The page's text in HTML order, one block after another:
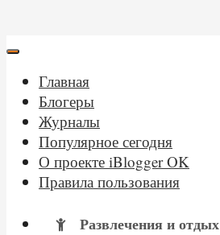
Главная
Блогеры
Журналы
Популярное сегодня
О проекте iBlogger OK
Правила пользования
Развлечения и отдых